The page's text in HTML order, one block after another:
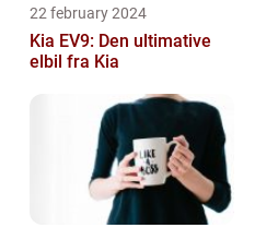
22 february 2024
Kia EV9: Den ultimative
elbil fra Kia